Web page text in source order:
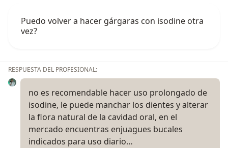
Puedo volver a hacer gárgaras con isodine otra
vez?
RESPUESTA DEL PROFESIONAL:
no es recomendable hacer uso prolongado de
isodine, le puede manchar los dientes y alterar
la flora natural de la cavidad oral, en el
mercado encuentras enjuagues bucales
indicados para uso diario…